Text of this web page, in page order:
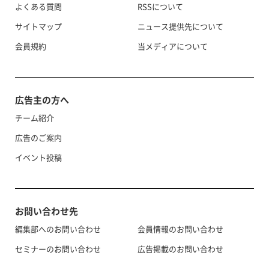
よくある質問
サイトマップ
会員規約
RSSについて
ニュース提供先について
当メディアについて
広告主の方へ
チーム紹介
広告のご案内
イベント投稿
お問い合わせ先
編集部へのお問い合わせ
セミナーのお問い合わせ
会員情報のお問い合わせ
広告掲載のお問い合わせ